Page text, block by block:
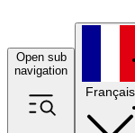
Open sub
navigation
Français